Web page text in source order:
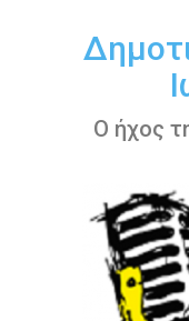
περιεχόμενο
Ο ήχος